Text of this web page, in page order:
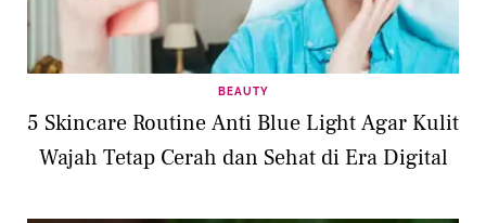
BEAUTY
5 Skincare Routine Anti Blue Light Agar Kulit
Wajah Tetap Cerah dan Sehat di Era Digital